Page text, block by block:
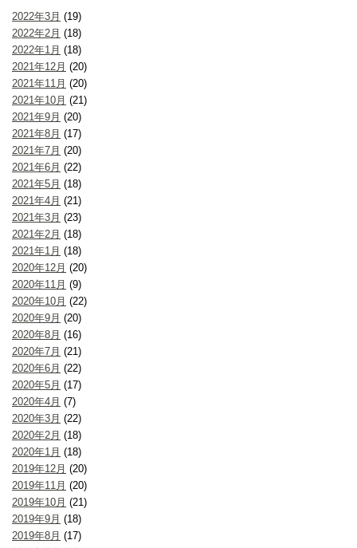
2022年3月 (19)
2022年2月 (18)
2022年1月 (18)
2021年12月 (20)
2021年11月 (20)
2021年10月 (21)
2021年9月 (20)
2021年8月 (17)
2021年7月 (20)
2021年6月 (22)
2021年5月 (18)
2021年4月 (21)
2021年3月 (23)
2021年2月 (18)
2021年1月 (18)
2020年12月 (20)
2020年11月 (9)
2020年10月 (22)
2020年9月 (20)
2020年8月 (16)
2020年7月 (21)
2020年6月 (22)
2020年5月 (17)
2020年4月 (7)
2020年3月 (22)
2020年2月 (18)
2020年1月 (18)
2019年12月 (20)
2019年11月 (20)
2019年10月 (21)
2019年9月 (18)
2019年8月 (17)